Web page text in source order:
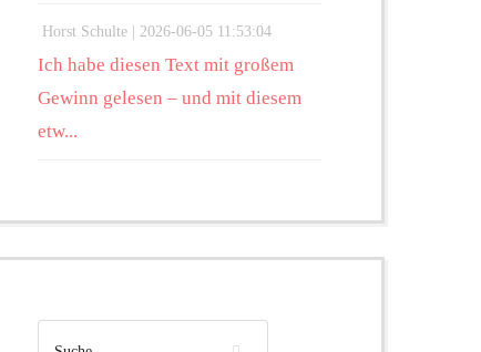
Horst Schulte | 2026-06-05 11:53:04
Ich habe diesen Text mit großem
Gewinn gelesen – und mit diesem
etw...